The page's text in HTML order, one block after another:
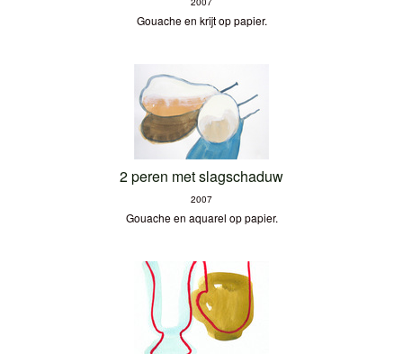
Gouache en krijt op papier.
2 peren met slagschaduw
2007
Gouache en aquarel op papier.